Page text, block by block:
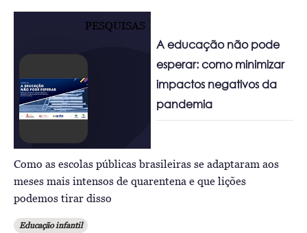
PESQUISAS
A educação não pode
esperar: como minimizar
impactos negativos da
pandemia
Como as escolas públicas brasileiras se adaptaram aos
meses mais intensos de quarentena e que lições
podemos tirar disso
Educação infantil